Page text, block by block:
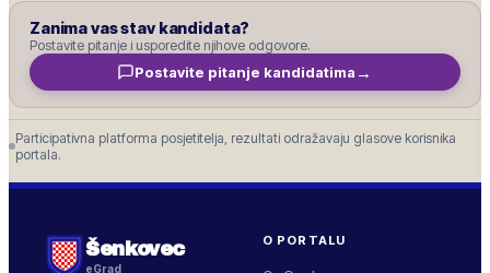
Zanima vas stav kandidata?
Postavite pitanje i usporedite njihove odgovore.
Postavite pitanje kandidatima →
Participativna platforma posjetitelja, rezultati odražavaju glasove korisnika
portala.
Šenkovec
eGrad
O PORTALU